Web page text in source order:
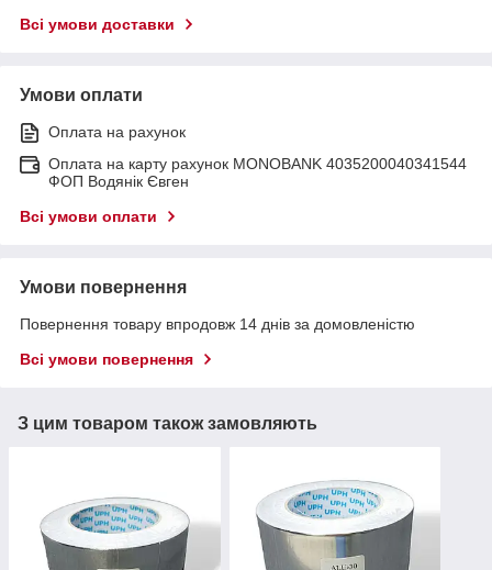
Всі умови доставки
Умови оплати
Оплата на рахунок
Оплата на карту рахунок MONOBANK 4035200040341544
ФОП Водянік Євген
Всі умови оплати
Умови повернення
Повернення товару впродовж 14 днів за домовленістю
Всі умови повернення
З цим товаром також замовляють